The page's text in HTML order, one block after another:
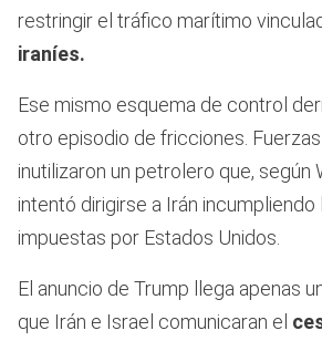
restringir el tráfico marítimo
iraníes.
Ese mismo esquema de control
otro episodio de fricciones.
inutilizaron un petrolero que, según
intentó dirigirse a Irán
impuestas por Estados Unidos.
El anuncio de Trump llega apenas
que Irán e Israel comunicaran el